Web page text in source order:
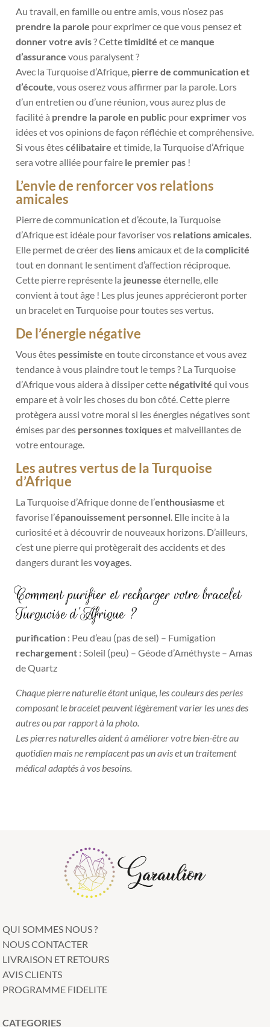
Au travail, en famille ou entre amis, vous n’osez pas
prendre la parole pour exprimer ce que vous pensez et
donner votre avis? Cettetimiditéet ce manque
d’assurance vous paralysent ?
Avec la Turquoise d’Afrique, pierre de communication et
d’écoute, vous oserez vous affirmer par la parole. Lors
d’un entretien ou d’une réunion, vous aurez plus de
facilité à prendre la parole en public pourexprimervos
idées et vos opinions de façon réfléchie et compréhensive.
Si vous êtescélibataire et timide, la Turquoise d’Afrique
sera votre alliée pour faire le premier pas !
L’envie de renforcer vos relations
amicales
Pierre de communication et d’écoute, la Turquoise
d’Afrique est idéale pour favoriser vos relations amicales.
Elle permet de créer des liensamicaux et de lacomplicité
tout en donnant le sentiment d’affection réciproque.
Cette pierre représente la jeunesse éternelle, elle
convient à tout âge ! Les plus jeunes apprécieront porter
un bracelet en Turquoise pour toutes ses vertus.
De l’énergie négative
Vous êtes pessimiste en toute circonstance et vous avez
tendance à vous plaindre tout le temps ? La Turquoise
d’Afrique vous aidera à dissiper cette négativité qui vous
empare et à voir les choses du bon côté. Cette pierre
protègera aussi votre moral si les énergies négatives sont
émises par des personnes toxiqueset malveillantes de
votre entourage.
Les autres vertus de la Turquoise
d’Afrique
La Turquoise d’Afrique donne de l’enthousiasme et
favorise l’épanouissement personnel. Elle incite à la
curiosité et à découvrir de nouveaux horizons. D’ailleurs,
c’est une pierre qui protègerait des accidents et des
dangers durant lesvoyages.
Comment purifier et recharger votre bracelet
Turquoise d’Afrique ?
purification : Peu d’eau (pas de sel) – Fumigation
rechargement : Soleil (peu) – Géode d’Améthyste – Amas
de Quartz
Chaque pierre naturelle étant unique, les couleurs des perles
composant le bracelet peuvent légèrement varier les unes des
autres ou par rapport à la photo.
Les pierres naturelles aident à améliorer votre bien-être au
quotidien mais ne remplacent pas un avis et un traitement
médical adaptés à vos besoins.
QUI SOMMES NOUS ?
NOUS CONTACTER
LIVRAISON ET RETOURS
AVIS CLIENTS
PROGRAMME FIDELITE
CATEGORIES